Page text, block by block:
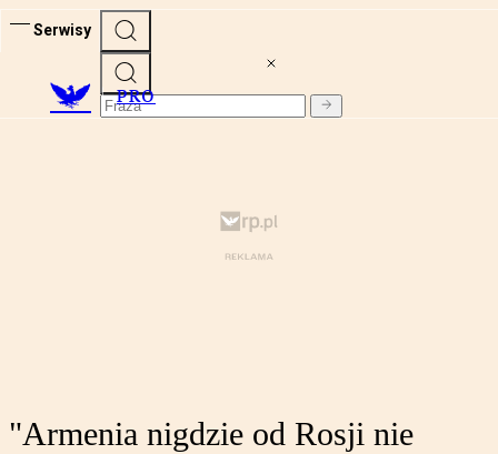
Serwisy
PRO
"Armenia nigdzie od Rosji nie